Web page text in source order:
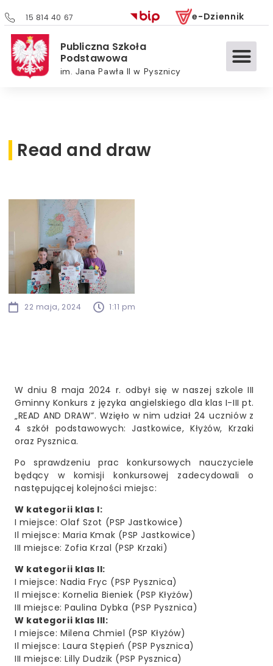
15 814 40 67 e-Dziennik
Publiczna Szkoła
Podstawowa
im. Jana Pawła II w Pysznicy
Read and draw
22 maja, 2024 1:11 pm
W dniu 8 maja 2024 r. odbył się w naszej szkole III
Gminny Konkurs z języka angielskiego dla klas I-III pt.
„READ AND DRAW”. Wzięło w nim udział 24uczniów z
4 szkół podstawowych: Jastkowice, Kłyżów, Krzaki
oraz Pysznica.
Po sprawdzeniu prac konkursowych nauczyciele
będący w komisji konkursowej zadecydowali o
następującej kolejności miejsc:
W kategorii klas I:
I miejsce: Olaf Szot (PSP Jastkowice)
Il miejsce: Maria Kmak (PSP Jastkowice)
III miejsce: Zofia Krzal (PSP Krzaki)
W kategorii klas II:
I miejsce: Nadia Fryc (PSP Pysznica)
Il miejsce: Kornelia Bieniek (PSP Kłyżów)
III miejsce: Paulina Dybka (PSP Pysznica)
W kategorii klas III:
I miejsce: Milena Chmiel (PSP Kłyżów)
Il miejsce: Laura Stępień (PSP Pysznica)
III miejsce: Lilly Dudzik (PSP Pysznica)